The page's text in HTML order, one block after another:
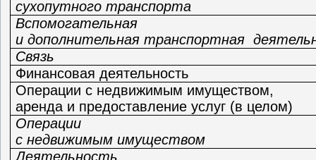
сухопутного транспорта
Вспомогательная
и дополнительная транспортная
Связь
Финансовая деятельность
Операции с недвижимым имуществом,
аренда и предоставление услуг (в целом)
Операции
с недвижимым имуществом
Деятельность,